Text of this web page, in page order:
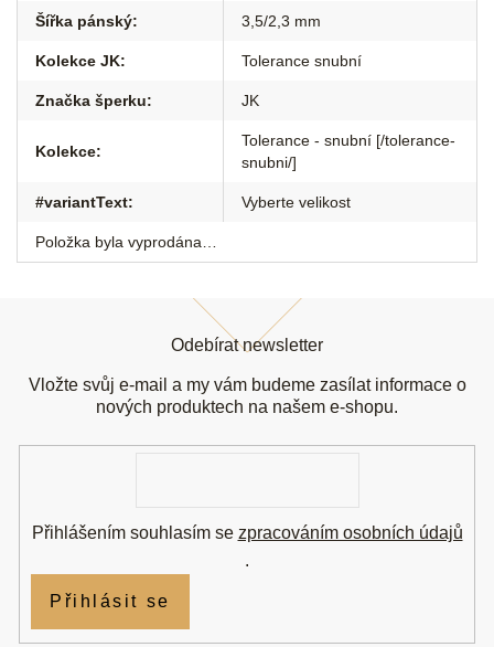
Šířka pánský: 3,5/2,3 mm
Kolekce JK: Tolerance snubní
Značka šperku: JK
Kolekce:
Tolerance - snubní [/tolerance-
snubni/]
#variantText: Vyberte velikost
Položka byla vyprodána…
Odebírat newsletter
Vložte svůj e-mail a my vám budeme zasílat informace o
nových produktech na našem e-shopu.
Přihlášením souhlasím se zpracováním osobních údajů
.
Přihlásit se